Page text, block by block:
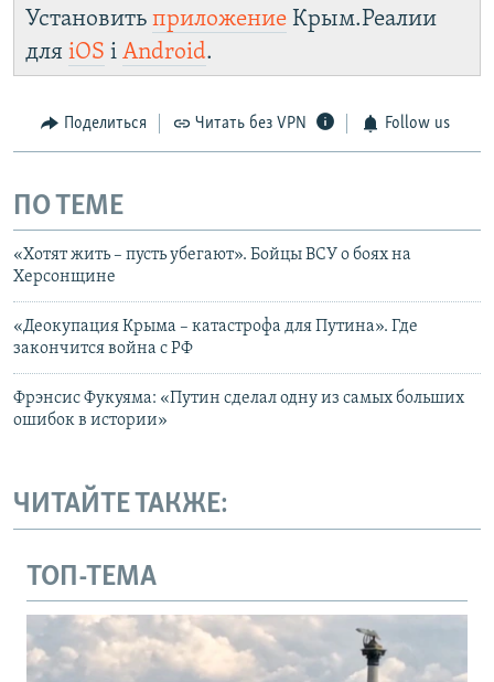
Установить приложение Крым.Реалии
для iOS і Android.
Поделиться Читать без VPN Follow us
ПО ТЕМЕ
«Хотят жить – пусть убегают». Бойцы ВСУ о боях на
Херсонщине
«Деокупация Крыма – катастрофа для Путина». Где
закончится война с РФ
Фрэнсис Фукуяма: «Путин сделал одну из самых больших
ошибок в истории»
ЧИТАЙТЕ ТАКЖЕ:
ТОП-ТЕМА